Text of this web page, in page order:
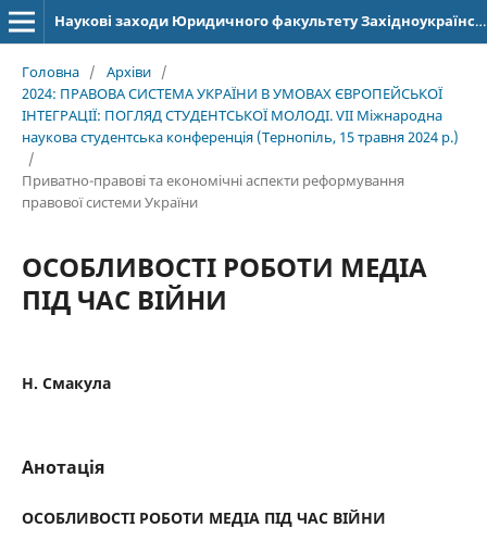
Наукові заходи Юридичного факультету Західноукраїнського національного університету
Головна / Архіви /
2024: ПРАВОВА СИСТЕМА УКРАЇНИ В УМОВАХ ЄВРОПЕЙСЬКОЇ
ІНТЕГРАЦІЇ: ПОГЛЯД СТУДЕНТСЬКОЇ МОЛОДІ. VІІ Міжнародна
наукова студентська конференція (Тернопіль, 15 травня 2024 р.)
/
Приватно-правові та економічні аспекти реформування
правової системи України
ОСОБЛИВОСТІ РОБОТИ МЕДІА
ПІД ЧАС ВІЙНИ
Н. Смакула
Анотація
ОСОБЛИВОСТІ РОБОТИ МЕДІА ПІД ЧАС ВІЙНИ